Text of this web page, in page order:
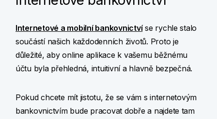
Internetové a mobilní bankovnictvíse rychle stalo
součástí našich každodenních životů. Proto je
důležité, aby online aplikace k vašemu běžnému
účtu byla přehledná, intuitivní a hlavně bezpečná.
Pokud chcete mít jistotu, že se vám s internetovým
bankovnictvím bude pracovat dobře a najdete tam